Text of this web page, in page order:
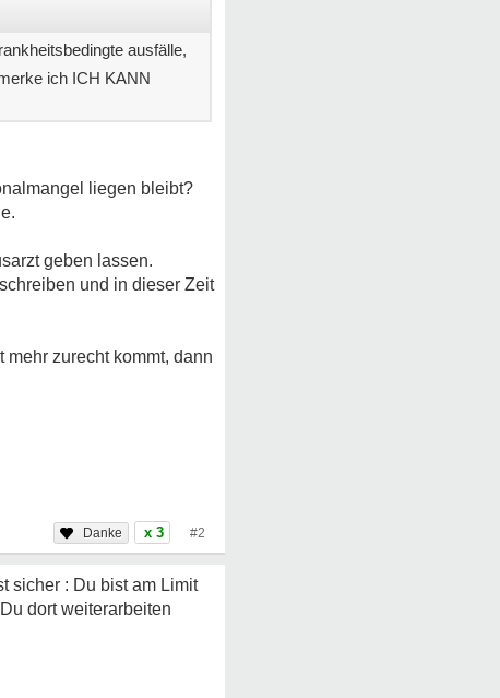
ausfälle,
ich ICH KANN
liegen bleibt?
geben lassen.
und in dieser Zeit
zurecht kommt, dann
x 3 #2
sicher : Du bist am Limit
dort weiterarbeiten